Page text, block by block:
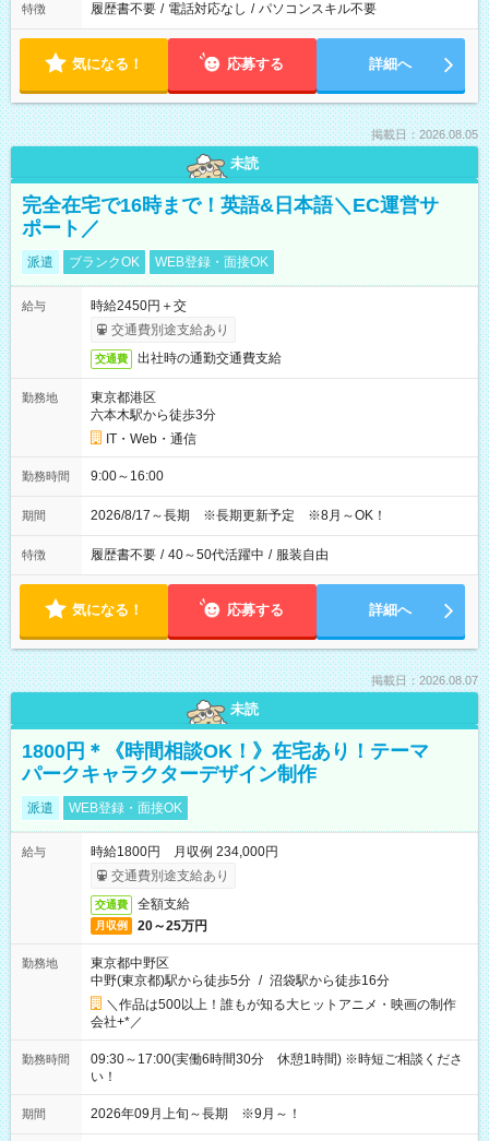
特徴 履歴書不要 / 電話対応なし / パソコンスキル不要
気になる！ 応募する 詳細へ
掲載日：2026.08.05
未読
完全在宅で16時まで！英語&日本語＼EC運営サ
ポート／
派遣 ブランクOK WEB登録・面接OK
給与
時給2450円＋交
交通費別途支給あり
交通費 出社時の通勤交通費支給
勤務地
東京都港区
六本木駅から徒歩3分
IT・Web・通信
勤務時間 9:00～16:00
期間 2026/8/17～長期 ※長期更新予定 ※8月～OK！
特徴 履歴書不要 / 40～50代活躍中 / 服装自由
気になる！ 応募する 詳細へ
掲載日：2026.08.07
未読
1800円＊《時間相談OK！》在宅あり！テーマ
パークキャラクターデザイン制作
派遣 WEB登録・面接OK
給与
時給1800円 月収例 234,000円
交通費別途支給あり
交通費 全額支給
月収例 20～25万円
勤務地
東京都中野区
中野(東京都)駅から徒歩5分 / 沼袋駅から徒歩16分
＼作品は500以上！誰もが知る大ヒットアニメ・映画の制作
会社+*／
勤務時間
09:30～17:00(実働6時間30分 休憩1時間) ※時短ご相談くださ
い！
期間 2026年09月上旬～長期 ※9月～！